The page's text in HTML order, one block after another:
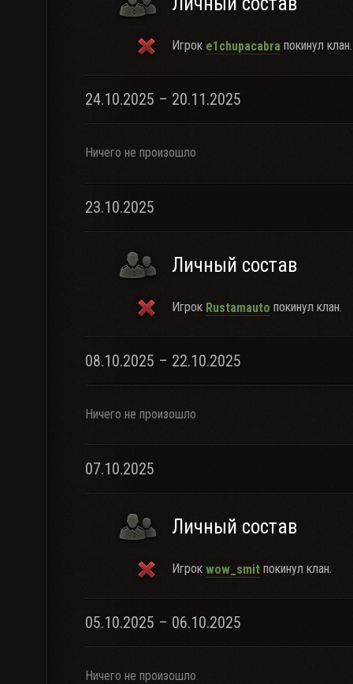
Игрок e1chupacabra покинул клан.
24.10.2025 – 20.11.2025
Ничего не произошло
23.10.2025
Личный состав
Игрок Rustamauto покинул клан.
08.10.2025 – 22.10.2025
Ничего не произошло
07.10.2025
Личный состав
Игрок wow_smit покинул клан.
05.10.2025 – 06.10.2025
Ничего не произошло